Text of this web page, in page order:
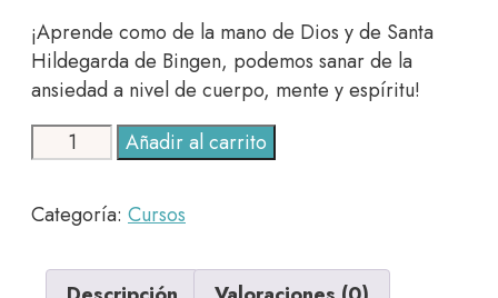
¡Aprende como de la mano de Dios y de Santa
Hildegarda de Bingen, podemos sanar de la
ansiedad a nivel de cuerpo, mente y espíritu!
"Cómo
controlar
ansiedad"
Añadir al carrito
Categoría: Cursos